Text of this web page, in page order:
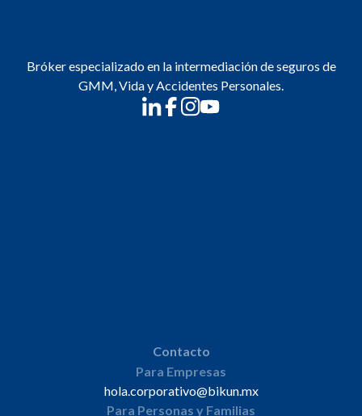
Bróker especializado en la intermediación de seguros de
GMM, Vida y Accidentes Personales.
Contacto
Para Empresas
hola.corporativo@bikun.mx
Para Personas y Familias